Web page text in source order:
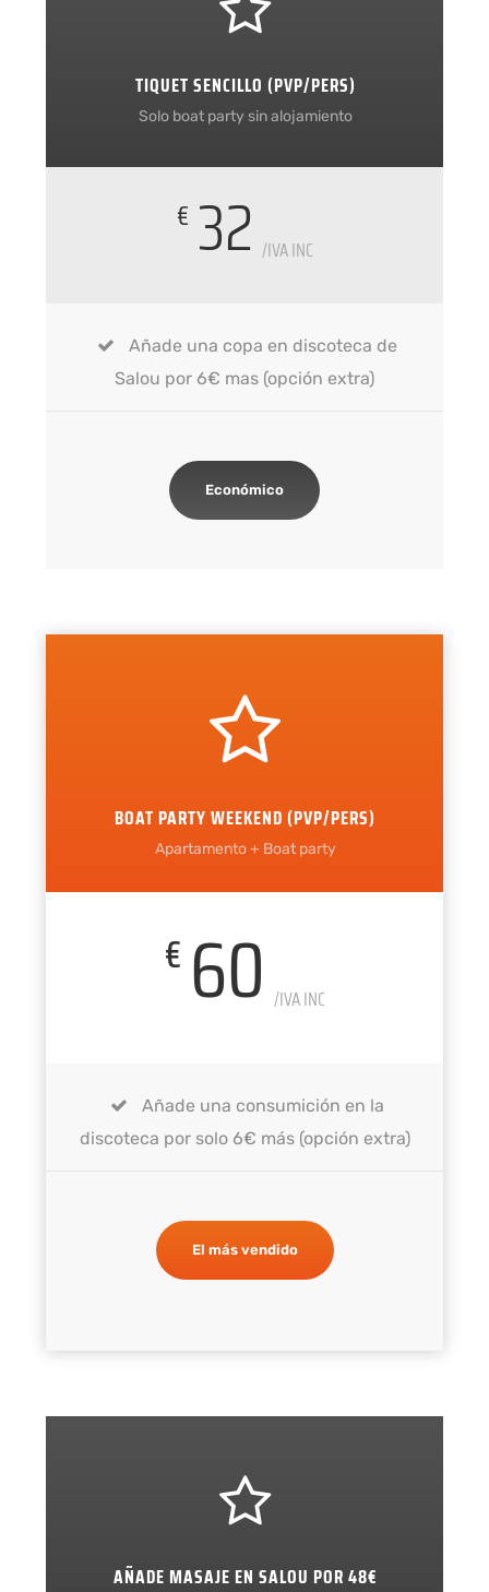
TIQUET SENCILLO (PVP/PERS)
Solo boat party sin alojamiento
€ 32 /IVA INC
Añade una copa en discoteca de
Salou por 6€ mas (opción extra)
Económico
BOAT PARTY WEEKEND (PVP/PERS)
Apartamento + Boat party
€ 60 /IVA INC
Añade una consumición en la
discoteca por solo 6€ más (opción extra)
El más vendido
AÑADE MASAJE EN SALOU POR 48€